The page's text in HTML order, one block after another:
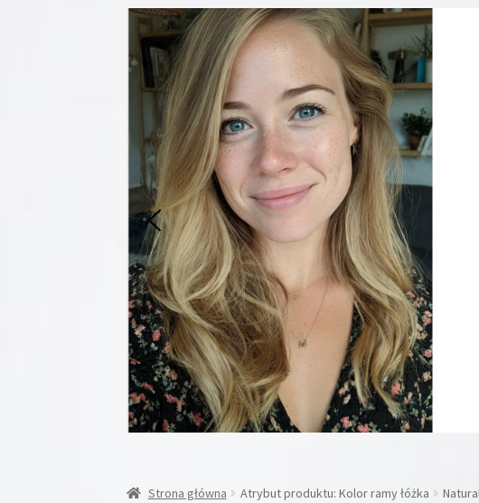
Strona główna Atrybut produktu: Kolor ramy łóżka